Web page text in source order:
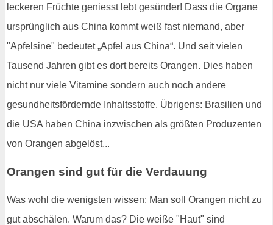
leckeren Früchte geniesst lebt gesünder! Dass die Organe
ursprünglich aus China kommt weiß fast niemand, aber
"Apfelsine" bedeutet „Apfel aus China“. Und seit vielen
Tausend Jahren gibt es dort bereits Orangen. Dies haben
nicht nur viele Vitamine sondern auch noch andere
gesundheitsfördernde Inhaltsstoffe. Übrigens: Brasilien und
die USA haben China inzwischen als größten Produzenten
von Orangen abgelöst...
Orangen sind gut für die Verdauung
Was wohl die wenigsten wissen: Man soll Orangen nicht zu
gut abschälen. Warum das? Die weiße "Haut" sind